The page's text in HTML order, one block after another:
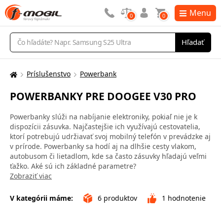
Vyhľadávanie
Hľadať
0 0 Menu
Tu
nachádzate:
Príslušenstvo Powerbank
POWERBANKY PRE DOOGEE V30 PRO
Powerbanky slúži na nabíjanie elektroniky, pokiaľ nie je k
dispozícii zásuvka. Najčastejšie ich využívajú cestovatelia,
ktorí potrebujú udržiavať svoj mobilný telefón v prevádzke aj
v prírode. Powerbanky sa hodí aj na dlhšie cesty vlakom,
autobusom či lietadlom, kde sa často zásuvky hľadajú veľmi
ťažko. Aké sú ich základné parametre?
Zobraziť viac
V kategórii máme: 6 produktov 1 hodnotenie